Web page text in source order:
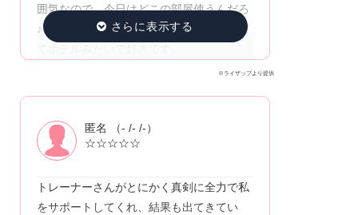
囲気なので、今日はどこの部屋使うんだろ
♪と楽しみの1つです。更衣室も落ち着いて
※ライザップより提供
匿名 （- /- /-）
☆☆☆☆☆
トレーナーさんがとにかく真剣に全力で私
をサポートしてくれ、結果も出てきてい